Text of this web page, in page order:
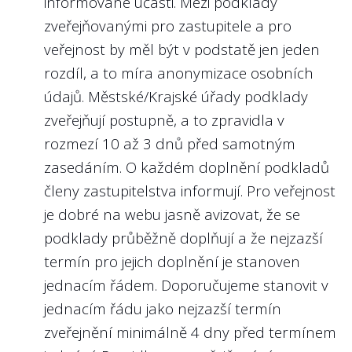
dodavatelem a nezávislou třetí stranou
dohlížející na férovost a transparentnost
zadávacích podmínek, projektu a plnění
zakázky. Více o Paktech integrity např. <a
href=” https://www.transparency.cz/publikace-
a-analyzy/pakty-integrity-prakticky-
pruvodce/“>zde.</a></p>
Kvalita dat na profilu zadavatele.
Uveřejňuje zadavatel na svém profilu
vše, co má?
Doporučení:
Zadavatelé musí povinně zveřejňovat své
zakázky na svém profilu zadavatele. Na
pravděpodobně osoba, která opravdu
zvažuje oznámení protiprávního jednání.
Školí kraj příslušné osoby o ochraně
oznamovatelů?
Doporučení:
Školení příslušných osob v nové právní
problematice považujeme za velmi důležité.
Tímto krokem dávají města/kraje mimo jiné
najevo i svůj proaktivní postoj vůči ochraně
oznamovatelů a zároveň pomáhají
příslušným osobám vyznat se v postupech,
samospráva veřejnosti poskytuje.
Nejlépe to dělají v/ve:
Libereckém kraji
Jsou na webu kraje nebo na webu
hodnocených krajských organizací
zveřejňovány výroční zprávy všech
krajských organizací s většinovým
podílem kraje za roky 2021, 2022, 2023?
Doporučení:
Krajské organizace nakládají s velkým
zveřejňovanými pro zastupitele a pro
veřejnost by měl být v podstatě jen jeden
rozdíl, a to míra anonymizace osobních
údajů. Městské/Krajské úřady podklady
zveřejňují postupně, a to zpravidla v
rozmezí 10 až 3 dnů před samotným
zasedáním. O každém doplnění podkladů
členy zastupitelstva informují. Pro veřejnost
je dobré na webu jasně avizovat, že se
podklady průběžně doplňují a že nejzazší
termín pro jejich doplnění je stanoven
jednacím řádem. Doporučujeme stanovit v
jednacím řádu jako nejzazší termín
zveřejnění minimálně 4 dny před termínem